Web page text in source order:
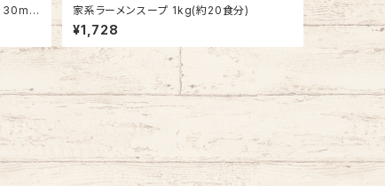
家系ラーメンスープ 1kg(約20食分)
¥1,728